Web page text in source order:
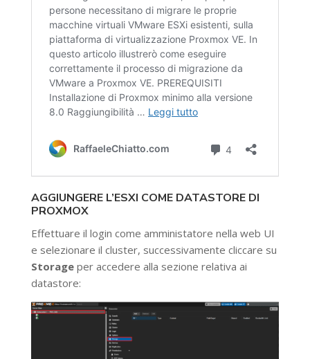
AGGIUNGERE L’ESXI COME DATASTORE DI
PROXMOX
Effettuare il login come amministatore nella web UI
e selezionare il cluster, successivamente cliccare su
Storageper accedere alla sezione relativa ai
datastore: